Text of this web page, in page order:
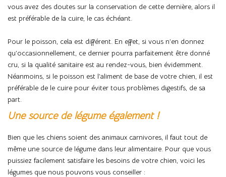
vous avez des doutes sur la conservation de cette dernière, alors il
est préférable de la cuire, le cas échéant.
Pour le poisson, cela est différent. En effet, si vous n’en donnez
qu’occasionnellement, ce dernier pourra parfaitement être donné
cru, si la qualité sanitaire est au rendez-vous, bien évidemment.
Néanmoins, si le poisson est l’aliment de base de votre chien, il est
préférable de le cuire pour éviter tous problèmes digestifs, de sa
part.
Une source de légume également !
Bien que les chiens soient des animaux carnivores, il faut tout de
même une source de légume dans leur alimentaire. Pour que vous
puissiez facilement satisfaire les besoins de votre chien, voici les
légumes que nous pouvons vous conseiller :